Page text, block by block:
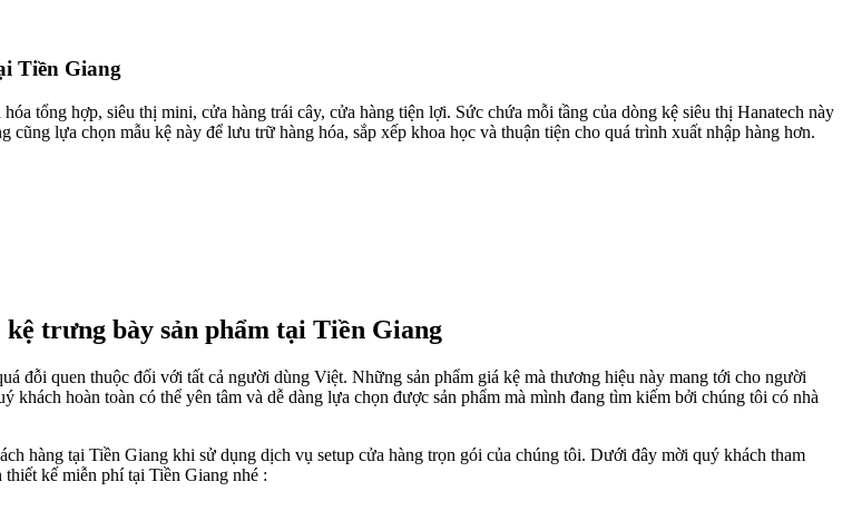
Tiền Giang
tổng hợp, siêu thị mini, cửa hàng trái cây, cửa hàng tiện lợi. Sức chứa mỗi tầng của dòng kệ siêu thị Hanatech này
lựa chọn mẫu kệ này để lưu trữ hàng hóa, sắp xếp khoa học và thuận tiện cho quá trình xuất nhập hàng hơn.
trưng bày sản phẩm tại Tiền Giang
đỗi quen thuộc đối với tất cả người dùng Việt. Những sản phẩm giá kệ mà thương hiệu này mang tới cho người
hoàn toàn có thể yên tâm và dễ dàng lựa chọn được sản phẩm mà mình đang tìm kiếm bởi chúng tôi có nhà
hàng tại Tiền Giang khi sử dụng dịch vụ setup cửa hàng trọn gói của chúng tôi. Dưới đây mời quý khách tham
kế miễn phí tại Tiền Giang nhé :